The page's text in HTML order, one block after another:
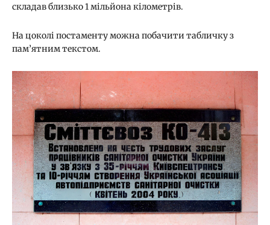
складав близько 1 мільйона кілометрів.
На цоколі постаменту можна побачити табличку з
пам’ятним текстом.